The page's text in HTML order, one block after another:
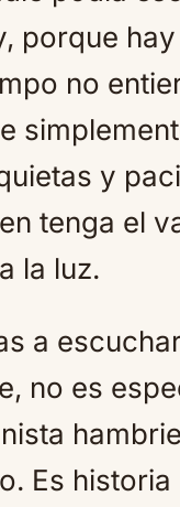
porque
no
y
tenga el
la luz.
a
no es
Es historia